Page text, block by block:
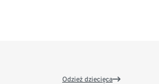
Odzież dziecięca